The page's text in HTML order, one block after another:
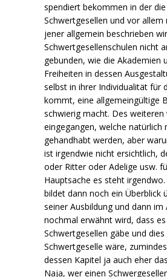
spendiert bekommen in der
Schwertgesellen und vor
jener allgemein beschrieben
Schwertgesellenschulen nicht
gebunden, wie die Akademien
Freiheiten in dessen
selbst in ihrer Individualität für
kommt, eine allgemeingültige
schwierig macht. Des
eingegangen, welche natürlich
gehandhabt werden, aber
ist irgendwie nicht ersichtlich,
oder Ritter oder Adelige usw.
Hauptsache es steht
bildet dann noch ein Überblick
seiner Ausbildung und dann
nochmal erwähnt wird, dass
Schwertgesellen gäbe und
Schwertgeselle wäre,
dessen Kapitel ja auch eher
Naja, wer einen